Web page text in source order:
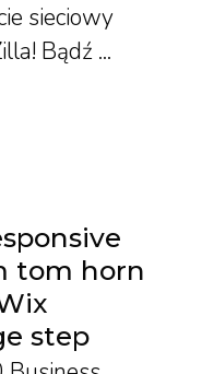
sieciowy
Bądź ...
tom horn
step